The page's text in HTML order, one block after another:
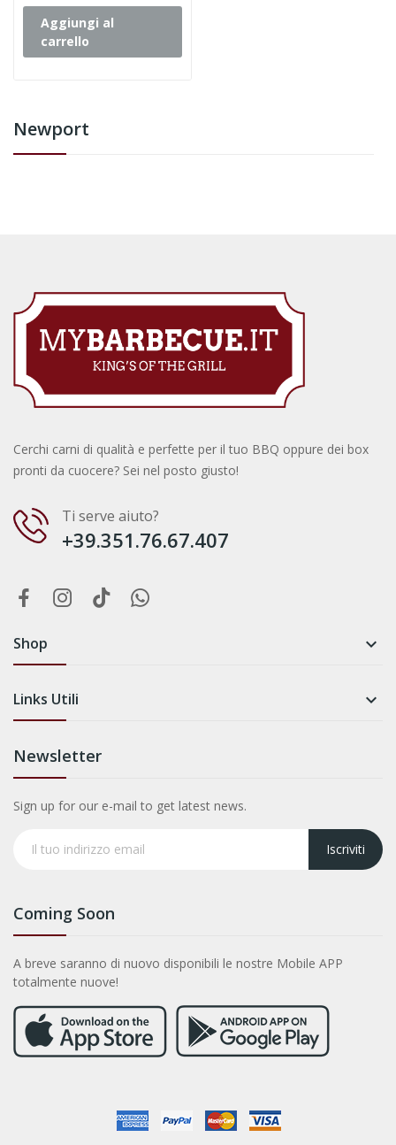
Newport
Aggiungi al
carrello
Cerchi carni di qualità e perfette per il tuo BBQ oppure dei box
pronti da cuocere? Sei nel posto giusto!
Ti serve aiuto?
+39.351.76.67.407
Shop 
Links Utili 
Newsletter
Sign up for our e-mail to get latest news.
Iscriviti
Coming Soon
A breve saranno di nuovo disponibili le nostre Mobile APP
totalmente nuove!